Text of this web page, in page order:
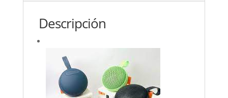
Descripción